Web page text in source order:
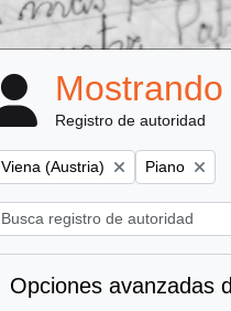
Registro de autoridad
Remove filter:
Viena (Austria) Remove filter:
Piano
Opciones avanzadas